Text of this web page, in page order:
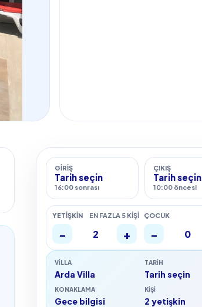
GIRIŞ
Tarih seçin
16:00 sonrası
ÇIKIŞ
Tarih seçin
10:00 öncesi
YETIŞKIN EN FAZLA 5 KIŞI
- 2 +
ÇOCUK
- 0
VILLA
Arda Villa
TARIH
Tarih seçin
KONAKLAMA
Gece bilgisi
KIŞI
2 yetişkin